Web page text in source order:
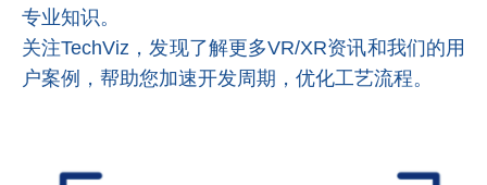
专业知识。
关注TechViz，发现了解更多VR/XR资讯和我们的用
户案例，帮助您加速开发周期，优化工艺流程。